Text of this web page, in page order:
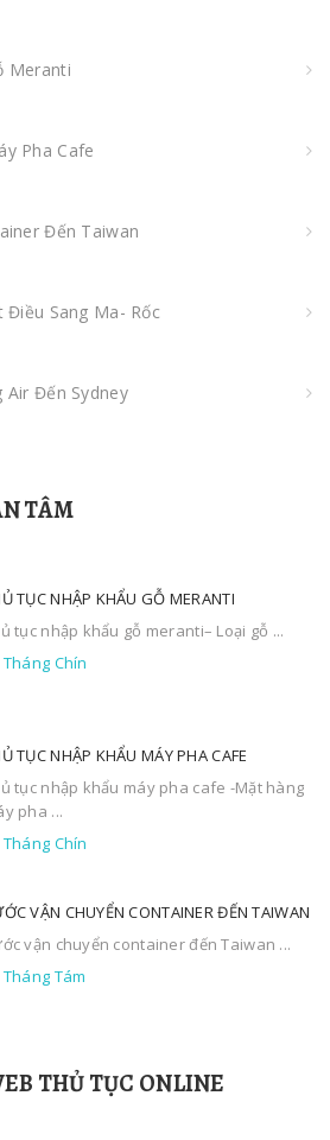
Meranti
Pha Cafe
Đến Taiwan
Điều Sang Ma- Rốc
Air Đến Sydney
TÂM
TỤC NHẬP KHẨU GỖ MERANTI
tục nhập khẩu gỗ meranti– Loại gỗ ...
Tháng Chín
TỤC NHẬP KHẨU MÁY PHA CAFE
tục nhập khẩu máy pha cafe -Mặt hàng
pha ...
Tháng Chín
VẬN CHUYỂN CONTAINER ĐẾN TAIWAN
vận chuyển container đến Taiwan ...
Tháng Tám
THỦ TỤC ONLINE